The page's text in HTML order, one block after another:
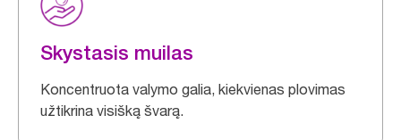
Skystasis muilas
Koncentruota valymo galia, kiekvienas plovimas
užtikrina visišką švarą.